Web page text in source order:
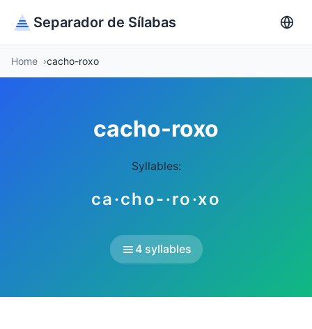
Separador de Sílabas
Home cacho-roxo
cacho-roxo
Syllables:
ca·cho-·ro·xo
4 syllables